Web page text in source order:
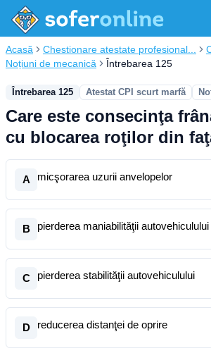
Acasă Chestionare atestate profesional...
Noțiuni de mecanică
Întrebarea 125
Întrebarea 125 Atestat CPI scurt marfă
Care este consecinţa
cu blocarea roţilor din
A micşorarea uzurii anvelopelor
B pierderea maniabilităţii autovehiculului
C pierderea stabilităţii autovehiculului
D reducerea distanţei de oprire